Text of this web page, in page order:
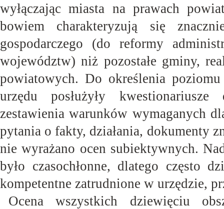
wyłączając miasta na prawach
bowiem charakteryzują się
gospodarczego (do reformy
województw) niż pozostałe gminy,
powiatowych. Do określenia
urzędu posłużyły kwestionariusze
zestawienia warunków wymaganych
pytania o fakty, działania, dokumenty
nie wyrażano ocen subiektywnych.
było czasochłonne, dlatego często
kompetentne zatrudnione w urzędzie,
Ocena wszystkich dziewięciu